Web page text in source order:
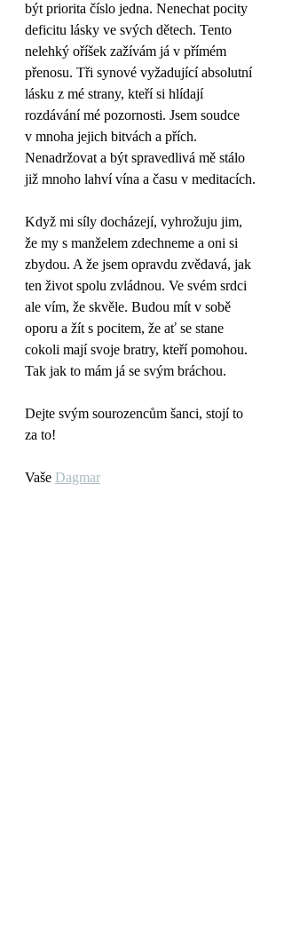
být priorita číslo jedna. Nenechat pocity
deficitu lásky ve svých dětech. Tento
nelehký oříšek zažívám já v přímém
přenosu. Tři synové vyžadující absolutní
lásku z mé strany, kteří si hlídají
rozdávání mé pozornosti. Jsem soudce
v mnoha jejich bitvách a přích.
Nenadržovat a být spravedlivá mě stálo
již mnoho lahví vína a času v meditacích.
Když mi síly docházejí, vyhrožuju jim,
že my s manželem zdechneme a oni si
zbydou. A že jsem opravdu zvědavá, jak
ten život spolu zvládnou. Ve svém srdci
ale vím, že skvěle. Budou mít v sobě
oporu a žít s pocitem, že ať se stane
cokoli mají svoje bratry, kteří pomohou.
Tak jak to mám já se svým bráchou.
Dejte svým sourozencům šanci, stojí to
za to!
Vaše Dagmar